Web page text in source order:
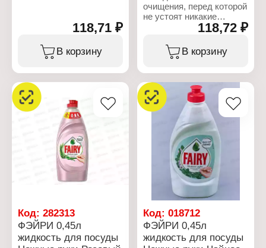
жидкость
Объем: 500 мл
Габаритные размеры:
46х90х232 мм
118,71 ₽
В корзину
очищения, перед которой
не устоят никакие
загрязнения. Мощная
формула «Поглощения
Жира» глубоко
проникает в жир и
даже самые сложные
загрязнения с любой
посуды. Активные
компоненты формулы
настолько эффективны,
что запросто растворяют
жир даже в холодной
воде. Выбирая Fairy, Вы
так же экономите, так как
всего одна капля
средства позволяет
отмыть до 2-х раз
больше посуды.
Характеристики:
Производитель: Procter
118,72 ₽
В корзину
Код: 282313
ФЭЙРИ 0,45л
жидкость для посуды
Код:018712
ФЭЙРИ 0,45л
жидкость для посуды